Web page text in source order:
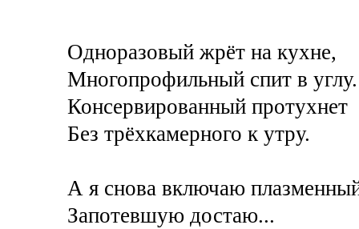
Одноразовый жрёт на кухне,
Многопрофильный спит в углу.
Консервированный протухнет
Без трёхкамерного к утру.
А я снова включаю
Запотевшую достаю...